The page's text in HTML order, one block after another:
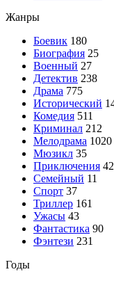
Жанры
Боевик 180
Биография 25
Военный 27
Детектив 238
Драма 775
Исторический
Комедия 511
Криминал 212
Мелодрама 1020
Мюзикл 35
Приключения 42
Семейный 11
Спорт 37
Триллер 161
Ужасы 43
Фантастика 90
Фэнтези 231
Годы